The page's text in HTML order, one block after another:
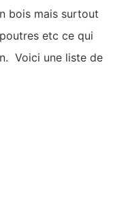
bois mais surtout
etc ce qui
Voici une liste de